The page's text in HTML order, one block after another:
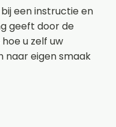
een instructie en
geeft door de
u zelf uw
naar eigen smaak